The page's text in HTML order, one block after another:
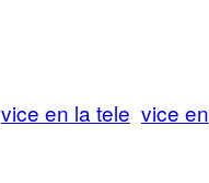
vice en la tele vice en